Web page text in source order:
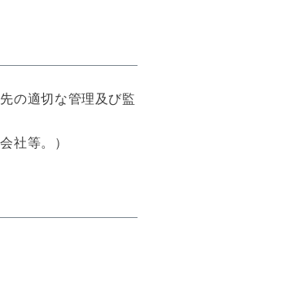
の適切な管理及び監
社等。）